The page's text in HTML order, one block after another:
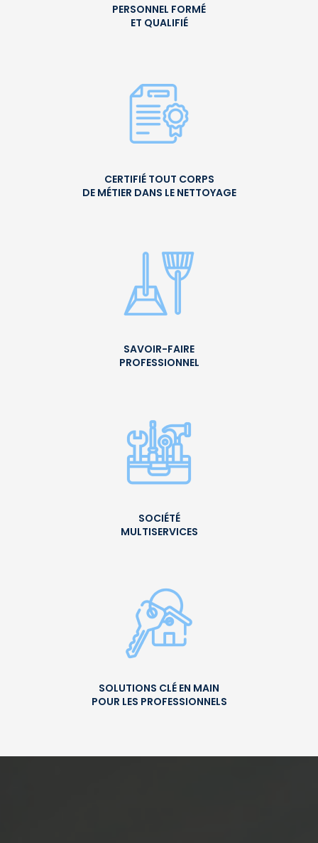
PERSONNEL FORMÉ
ET QUALIFIÉ
CERTIFIÉ TOUT CORPS
DE MÉTIER DANS LE NETTOYAGE
SAVOIR-FAIRE
PROFESSIONNEL
SOCIÉTÉ
MULTISERVICES
SOLUTIONS CLÉ EN MAIN
POUR LES PROFESSIONNELS